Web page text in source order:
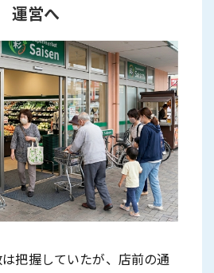
運営へ
把握していたが、店前の通